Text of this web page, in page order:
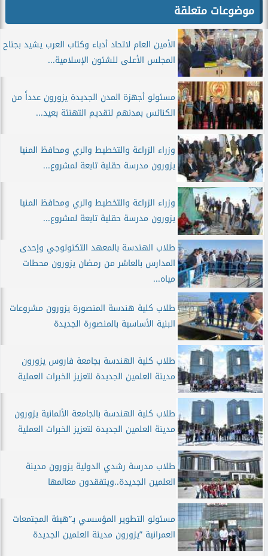
موضوعات متعلقة
الأمين العام لاتحاد أدباء وكتاب العرب يشيد بجناح
المجلس الأعلى للشئون الإسلامية...
مسئولو أجهزة المدن الجديدة يزورون عدداً من
الكنائس بمدنهم لتقديم التهنئة بعيد...
وزراء الزراعة والتخطيط والري ومحافظ المنيا
يزورون مدرسة حقلية تابعة لمشروع...
وزراء الزراعة والتخطيط والري ومحافظ المنيا
يزورون مدرسة حقلية تابعة لمشروع...
طلاب الهندسة بالمعهد التكنولوجي وإحدى
المدارس بالعاشر من رمضان يزورون محطات
مياه...
طلاب كلية هندسة المنصورة يزورون مشروعات
البنية الأساسية بالمنصورة الجديدة
طلاب كلية الهندسة بجامعة فاروس يزورون
مدينة العلمين الجديدة لتعزيز الخبرات العملية
طلاب كلية الهندسة بالجامعة الألمانية يزورون
مدينة العلمين الجديدة لتعزيز الخبرات العملية
طلاب مدرسة رشدي الدولية يزورون مدينة
العلمين الجديدة..ويتفقدون معالمها
مسئولو التطوير المؤسسي بـ”هيئة المجتمعات
العمرانية ”يزورون مدينة العلمين الجديدة